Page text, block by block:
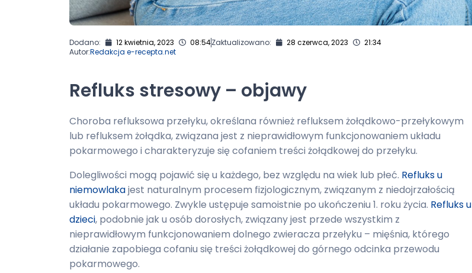
Dodano: 12 kwietnia, 2023 08:54Zaktualizowano: 28 czerwca, 2023
21:34
Autor:Redakcja e-recepta.net
Refluks stresowy – objawy
Choroba refluksowa przełyku, określana również refluksem żołądkowo-przełykowym
lub refluksem żołądka, związana jest z nieprawidłowym funkcjonowaniem układu
pokarmowego i charakteryzuje się cofaniem treści żołądkowej do przełyku.
Dolegliwości mogą pojawić się u każdego, bez względu na wiek lub płeć. Refluks u
niemowlakajest naturalnym procesem fizjologicznym, związanym z niedojrzałością
układu pokarmowego. Zwykle ustępuje samoistnie po ukończeniu 1. roku życia. Refluks u
dzieci, podobnie jak u osób dorosłych, związany jest przede wszystkim z
nieprawidłowym funkcjonowaniem dolnego zwieracza przełyku – mięśnia, którego
działanie zapobiega cofaniu się treści żołądkowej do górnego odcinka przewodu
pokarmowego.